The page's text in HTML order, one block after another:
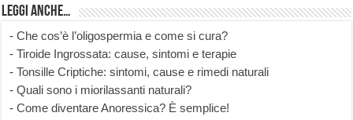
Leggi anche…
-Che cos’è l’oligospermia e come si cura?
-Tiroide Ingrossata: cause, sintomi e terapie
-Tonsille Criptiche: sintomi, cause e rimedi naturali
-Quali sono i miorilassanti naturali?
-Come diventare Anoressica? È semplice!